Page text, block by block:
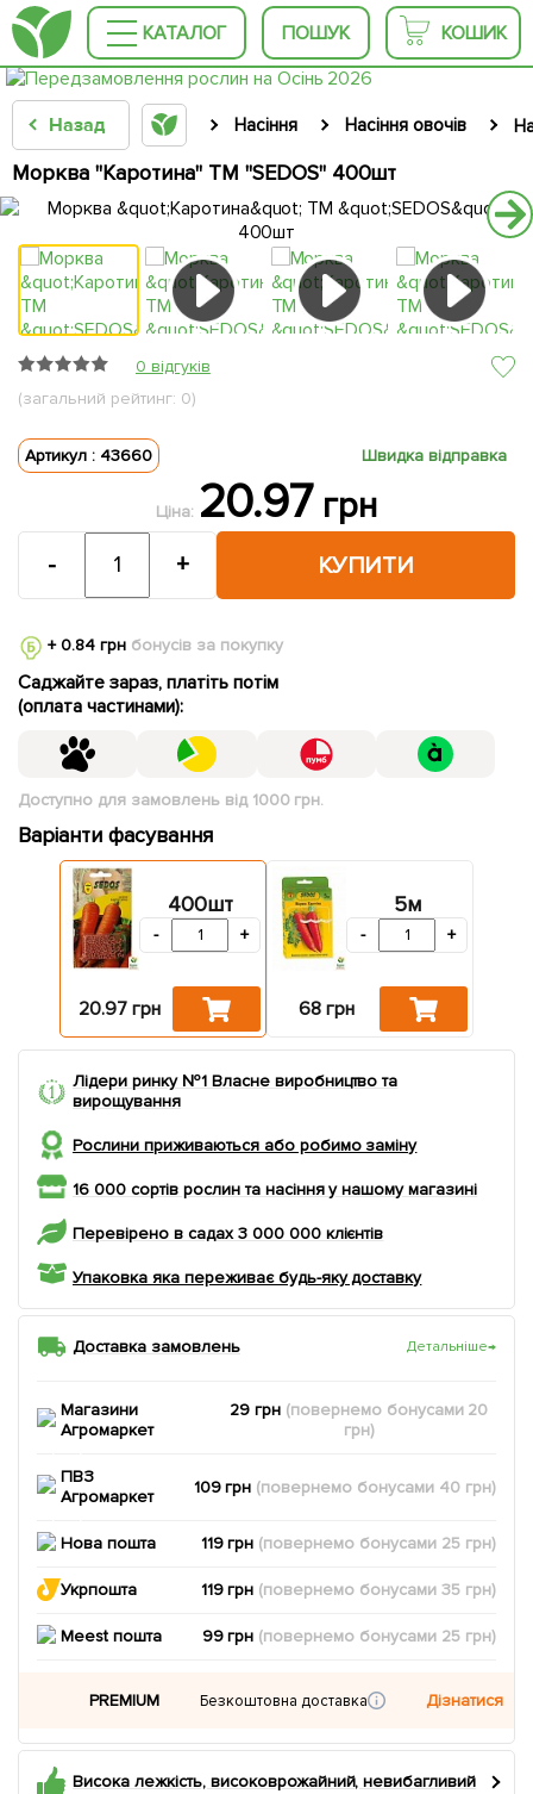
КАТАЛОГ ПОШУК КОШИК
Назад Насіння Насіння овочів
Морква "Каротина" ТМ "SEDOS" 400шт
0 відгуків
(загальний рейтинг: 0)
Артикул : 43660 Швидка відправка
Ціна: 20.97 грн
КУПИТИ
- +
+ 0.84 грнбонусів за покупку
Саджайте зараз, платіть потім
(оплата частинами):
Доступно для замовлень від 1000 грн.
Варіанти фасування
400шт
- +
20.97 грн
5м
- +
68 грн
Лідери ринку №1 Власне виробництво та
вирощування
Рослини приживаються або робимо заміну
16 000 сортів рослин та насіння у нашому магазині
Перевірено в садах 3 000 000 клієнтів
Упаковка яка переживає будь-яку доставку
Доставка замовлень Детальніше→
Магазини
Агромаркет
29 грн (повернемобонусами 20
грн)
ПВЗ
Агромаркет
109 грн (повернемо бонусами 40 грн)
Нова пошта 119 грн (повернемо бонусами 25 грн)
Укрпошта 119 грн (повернемо бонусами35 грн)
Meest пошта 99 грн (повернемо бонусами 25 грн)
PREMIUM Безкоштовна доставка Дізнатися
Висока лежкість, високоврожайний, невибагливий